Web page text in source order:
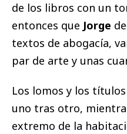
de los libros con un
entonces que Jorge
textos de abogacía,
par de arte y unas
Los lomos y los
uno tras otro,
extremo de la